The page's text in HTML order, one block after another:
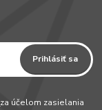
Prihlásiť sa
za účelom zasielania